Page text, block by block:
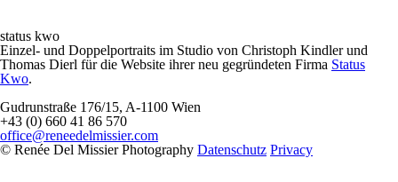
status kwo
Einzel- und Doppelportraits im Studio von Christoph Kindler und
Thomas Dierl für die Website ihrer neu gegründeten Firma Status
Kwo.
Gudrunstraße 176/15, A-1100 Wien
+43 (0) 660 41 86 570
office@reneedelmissier.com
© Renée Del Missier Photography Datenschutz Privacy